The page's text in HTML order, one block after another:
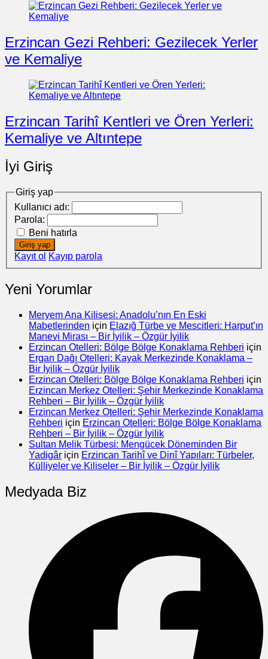
Erzincan Gezi Rehberi: Gezilecek Yerler
ve Kemaliye
Erzincan Tarihî Kentleri ve Ören Yerleri:
Kemaliye ve Altıntepe
İyi Giriş
Giriş yap
Kullanıcı adı:
Parola:
Beni hatırla
Giriş yap
Kayıt ol Kayıp parola
Yeni Yorumlar
Meryem Ana Kilisesi: Anadolu’nın En Eski
Mabetlerinden için Elazığ Türbe ve Mescitleri: Harput’ın
Manevi Mirası – Bir İyilik – Özgür İyilik
Erzincan Otelleri: Bölge Bölge Konaklama Rehberi için
Ergan Dağı Otelleri: Kayak Merkezinde Konaklama –
Bir İyilik – Özgür İyilik
Erzincan Otelleri: Bölge Bölge Konaklama Rehberi için
Erzincan Merkez Otelleri: Şehir Merkezinde Konaklama
Rehberi – Bir İyilik – Özgür İyilik
Erzincan Merkez Otelleri: Şehir Merkezinde Konaklama
Rehberi için Erzincan Otelleri: Bölge Bölge Konaklama
Rehberi – Bir İyilik – Özgür İyilik
Sultan Melik Türbesi: Mengücek Döneminden Bir
Yadigâr için Erzincan Tarihî ve Dinî Yapıları: Türbeler,
Külliyeler ve Kiliseler – Bir İyilik – Özgür İyilik
Medyada Biz